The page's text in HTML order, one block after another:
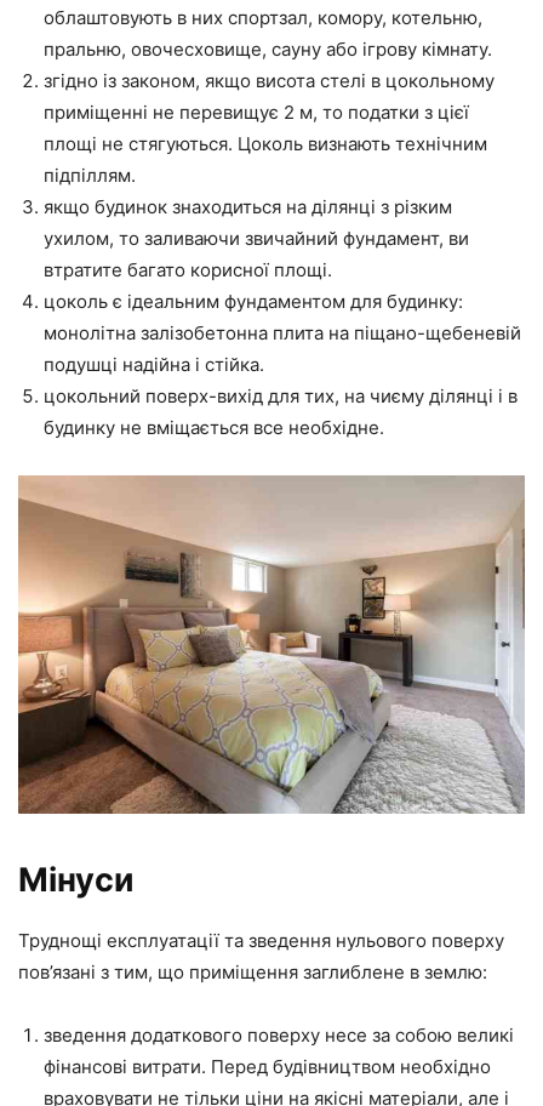
облаштовують в них спортзал, комору, котельню,
пральню, овочесховище, сауну або ігрову кімнату.
згідно із законом, якщо висота стелі в цокольному
приміщенні не перевищує 2 м, то податки з цієї
площі не стягуються. Цоколь визнають технічним
підпіллям.
якщо будинок знаходиться на ділянці з різким
ухилом, то заливаючи звичайний фундамент, ви
втратите багато корисної площі.
цоколь є ідеальним фундаментом для будинку:
монолітна залізобетонна плита на піщано-щебеневій
подушці надійна і стійка.
цокольний поверх-вихід для тих, на чиєму ділянці і в
будинку не вміщається все необхідне.
Мінуси
Труднощі експлуатації та зведення нульового поверху
пов’язані з тим, що приміщення заглиблене в землю:
зведення додаткового поверху несе за собою великі
фінансові витрати. Перед будівництвом необхідно
враховувати не тільки ціни на якісні матеріали, але і